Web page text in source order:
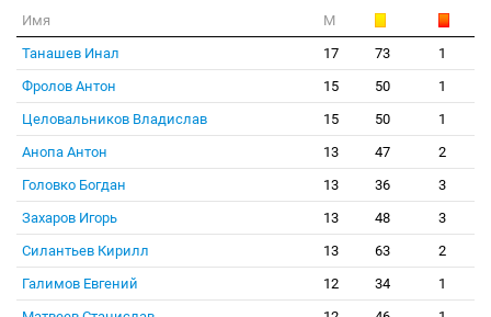
Имя
М
Танашев Инал
17 73
1
Фролов Антон
15 50
1
Целовальников Владислав
15 50
1
Анопа Антон
13 47
2
Головко Богдан
13 36
3
Захаров Игорь
13 48
3
Силантьев Кирилл
13 63
2
Галимов Евгений
12 34
1